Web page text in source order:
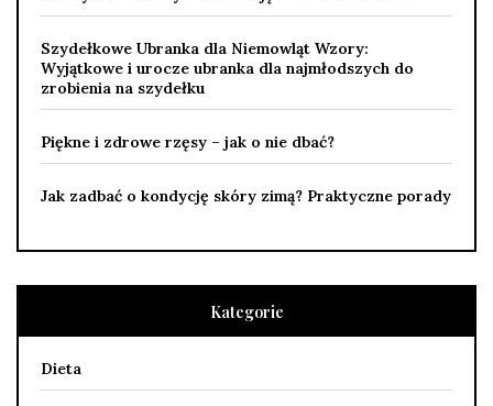
Szydełkowe Ubranka dla Niemowląt Wzory:
Wyjątkowe i urocze ubranka dla najmłodszych do
zrobienia na szydełku
Piękne i zdrowe rzęsy – jak o nie dbać?
Jak zadbać o kondycję skóry zimą? Praktyczne porady
Kategorie
Dieta